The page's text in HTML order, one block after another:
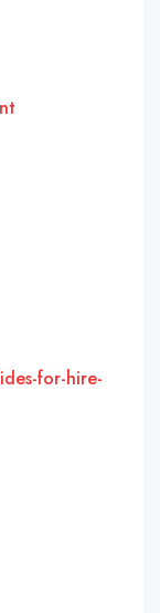
for-hire-